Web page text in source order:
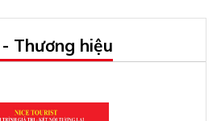
Thương hiệu